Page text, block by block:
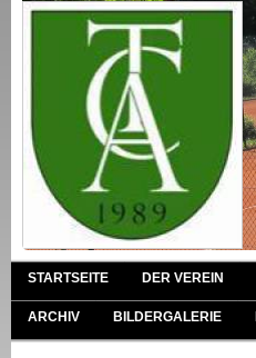
STARTSEITE DER VEREIN
ARCHIV BILDERGALERIE